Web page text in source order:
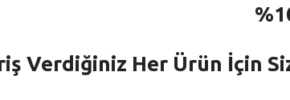
Verdiğiniz Her Ürün İçin